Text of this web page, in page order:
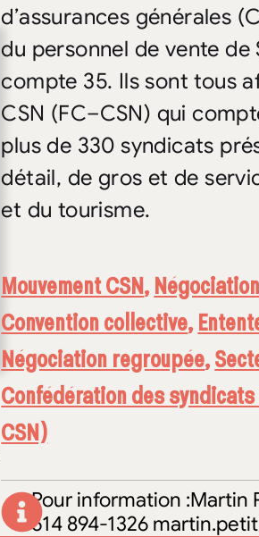
d’assurances générales
du personnel de vente de
compte 35. Ils sont tous
CSN (FC–CSN) qui
plus de 330 syndicats
détail, de gros et de
et du tourisme.
Mouvement CSN,
Convention collective,
Négociation regroupée,
Confédération des
CSN)
Pour information :Martin
514 894-1326